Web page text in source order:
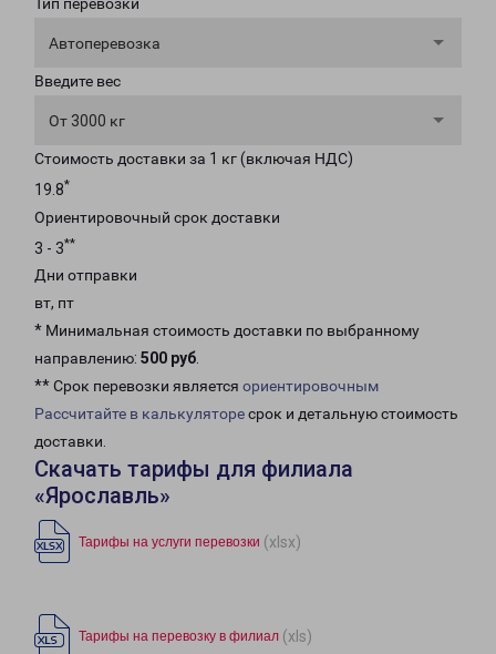
Автоперевозка
Введите вес
От 3000 кг
Стоимость доставки за 1 кг (включая НДС)
19.8*
Ориентировочный срок доставки
3 - 3**
Дни отправки
вт, пт
* Минимальная стоимость доставки по выбранному
направлению: 500 руб.
** Срок перевозки является ориентировочным
Рассчитайте в калькуляторесрок и детальную стоимость
доставки.
Скачать тарифы для филиала
«Ярославль»
Тарифы на услуги перевозки (xlsx)
Тарифы на перевозку в филиал (xls)